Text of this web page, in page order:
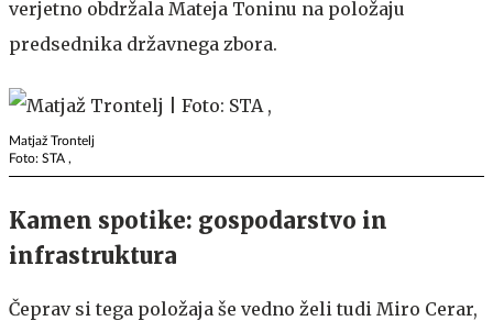
verjetno obdržala Mateja Toninu na položaju
predsednika državnega zbora.
Matjaž Trontelj
Foto: STA ,
Kamen spotike: gospodarstvo in
infrastruktura
Čeprav si tega položaja še vedno želi tudi Miro Cerar,